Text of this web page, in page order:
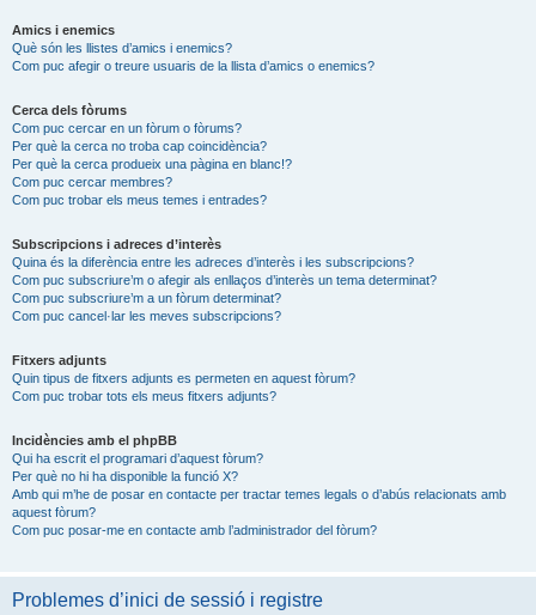
Amics i enemics
Què són les llistes d’amics i enemics?
Com puc afegir o treure usuaris de la llista d’amics o enemics?
Cerca dels fòrums
Com puc cercar en un fòrum o fòrums?
Per què la cerca no troba cap coincidència?
Per què la cerca produeix una pàgina en blanc!?
Com puc cercar membres?
Com puc trobar els meus temes i entrades?
Subscripcions i adreces d’interès
Quina és la diferència entre les adreces d’interès i les subscripcions?
Com puc subscriure’m o afegir als enllaços d’interès un tema determinat?
Com puc subscriure’m a un fòrum determinat?
Com puc cancel·lar les meves subscripcions?
Fitxers adjunts
Quin tipus de fitxers adjunts es permeten en aquest fòrum?
Com puc trobar tots els meus fitxers adjunts?
Incidències amb el phpBB
Qui ha escrit el programari d’aquest fòrum?
Per què no hi ha disponible la funció X?
Amb qui m’he de posar en contacte per tractar temes legals o d’abús relacionats amb
aquest fòrum?
Com puc posar-me en contacte amb l’administrador del fòrum?
Problemes d’inici de sessió i registre